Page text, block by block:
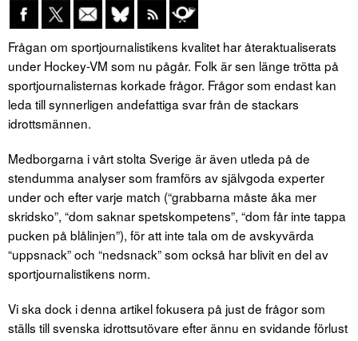
Frågan om sportjournalistikens kvalitet har återaktualiserats
under Hockey-VM som nu pågår. Folk är sen länge trötta på
sportjournalisternas korkade frågor. Frågor som endast kan
leda till synnerligen andefattiga svar från de stackars
idrottsmännen.
Medborgarna i vårt stolta Sverige är även utleda på de
stendumma analyser som framförs av självgoda experter
under och efter varje match (“grabbarna måste åka mer
skridsko”, “dom saknar spetskompetens”, “dom får inte tappa
pucken på blålinjen”), för att inte tala om de avskyvärda
“uppsnack” och “nedsnack” som också har blivit en del av
sportjournalistikens norm.
Vi ska dock i denna artikel fokusera på just de frågor som
ställs till svenska idrottsutövare efter ännu en svidande förlust